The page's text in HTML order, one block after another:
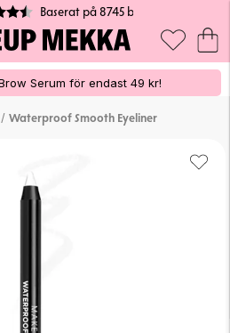
Baserat på 8745 betyg
Serum för endast 49 kr!
/ Waterproof Smooth Eyeliner